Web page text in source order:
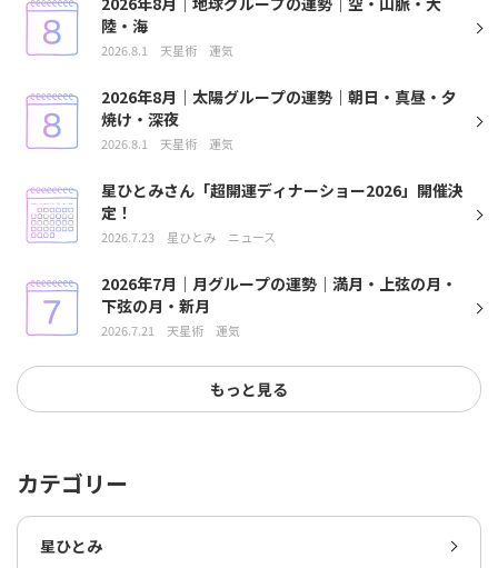
陸・海
2026.8.1 天星術 運気
2026年8月｜太陽グループの運勢｜朝日・真昼・夕
焼け・深夜
2026.8.1 天星術 運気
星ひとみさん「超開運ディナーショー2026」開催決
定！
2026.7.23 星ひとみ ニュース
2026年7月｜月グループの運勢｜満月・上弦の月・
下弦の月・新月
2026.7.21 天星術 運気
もっと見る
カテゴリー
星ひとみ